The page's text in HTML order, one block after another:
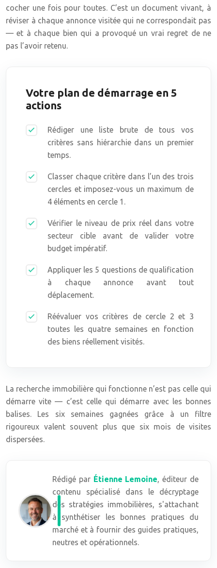
cocher une fois pour toutes. C’est un document vivant, à
réviser à chaque annonce visitée qui ne correspondait pas
— et à chaque bien qui a provoqué un vrai regret de ne
pas l’avoir retenu.
Votre plan de démarrage en 5
actions
Rédiger une liste brute de tous vos
critères sans hiérarchie dans un premier
temps.
Classer chaque critère dans l’un des trois
cercles et imposez-vous un maximum de
4 éléments en cercle 1.
Vérifier le niveau de prix réel dans votre
secteur cible avant de valider votre
budget impératif.
Appliquer les 5 questions de qualification
à chaque annonce avant tout
déplacement.
Réévaluer vos critères de cercle 2 et 3
toutes les quatre semaines en fonction
des biens réellement visités.
La recherche immobilière qui fonctionne n’est pas celle qui
démarre vite — c’est celle qui démarre avec les bonnes
balises. Les six semaines gagnées grâce à un filtre
rigoureux valent souvent plus que six mois de visites
dispersées.
Rédigé par Étienne Lemoine, éditeur de
contenu spécialisé dans le décryptage
des stratégies immobilières, s'attachant
à synthétiser les bonnes pratiques du
marché et à fournir des guides pratiques,
neutres et opérationnels.